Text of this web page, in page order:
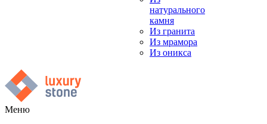
натурального
камня
Из гранита
Из мрамора
Из оникса
Меню